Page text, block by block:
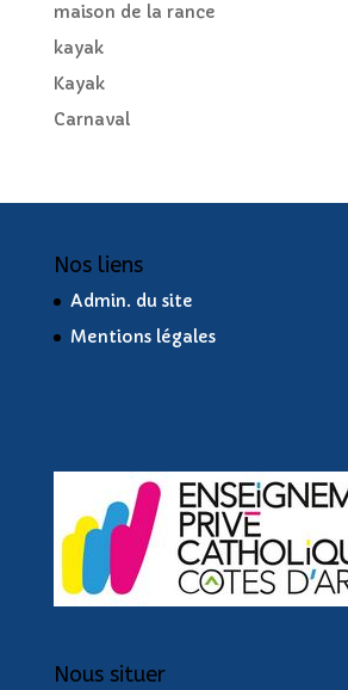
maison de la rance
kayak
Kayak
Carnaval
Nos liens
Admin. du site
Mentions légales
Nous situer